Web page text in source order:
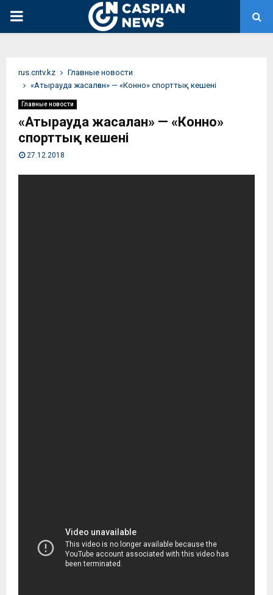
PRIMARY
rus.cntv.kz
Главные новости
«Атырауда жасалған» — «Конно» спорттық кешені
Главные новости
«Атырауда жасалған» — «Конно»
спорттық кешені
27.12.2018